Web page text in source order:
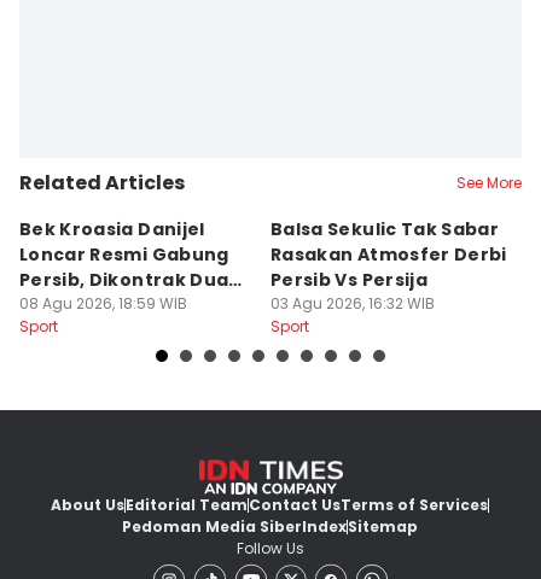
Related Articles See More
Bek Kroasia Danijel
Loncar Resmi Gabung
Persib, Dikontrak Dua
Musim
08 Agu 2026, 18:59 WIB
Sport
Balsa Sekulic Tak Sabar
Rasakan Atmosfer Derbi
Persib Vs Persija
03 Agu 2026, 16:32 WIB
Sport
About UsEditorial TeamContact UsTerms of Services
Pedoman Media SiberIndexSitemap
Follow Us